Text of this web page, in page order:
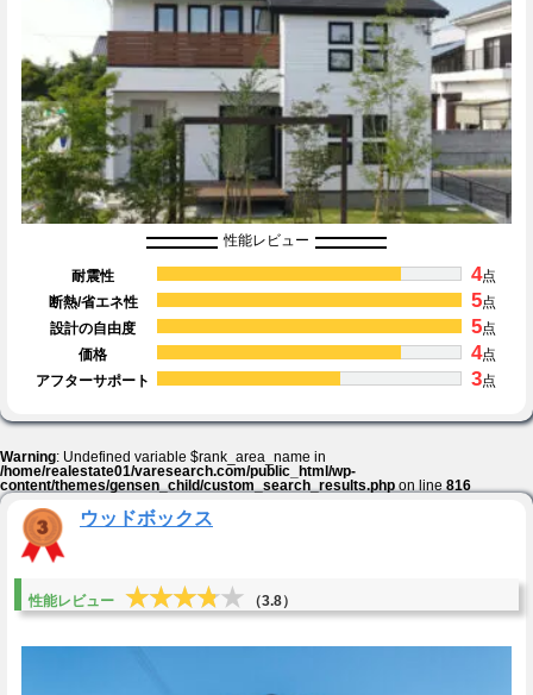
性能レビュー
耐震性 4点
断熱/省エネ性
5点
設計の自由度
5点
価格
4点
アフターサポート
3点
Warning: Undefined variable $rank_area_name in
/home/realestate01/varesearch.com/public_html/wp-
content/themes/gensen_child/custom_search_results.php on line 816
ウッドボックス
性能レビュー ★★★★★
★★★★★ （3.8）